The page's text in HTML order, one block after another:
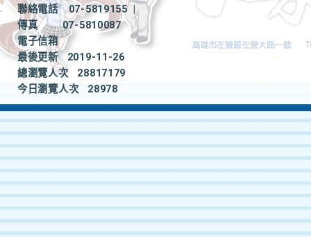
聯絡電話
07-5819155
|
傳真
07-5810087
電子信箱
最後更新
2019-11-26
總瀏覽人次
28817179
今日瀏覽人次
28978